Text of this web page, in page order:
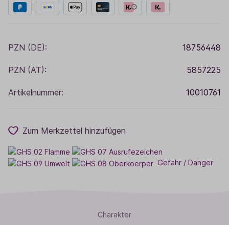
PZN (DE): 18756448
PZN (AT): 5857225
Artikelnummer: 10010761
Zum Merkzettel hinzufügen
Gefahr / Danger
Charakter